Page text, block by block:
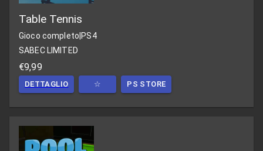
Table Tennis
Gioco completo PS4
SABEC LIMITED
€9,99
DETTAGLIO ☆ PS STORE